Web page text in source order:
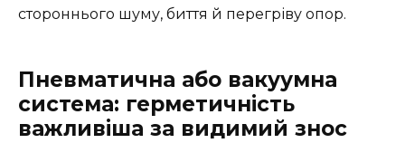
стороннього шуму, биття й перегріву опор.
Пневматична або вакуумна
система: герметичність
важливіша за видимий знос